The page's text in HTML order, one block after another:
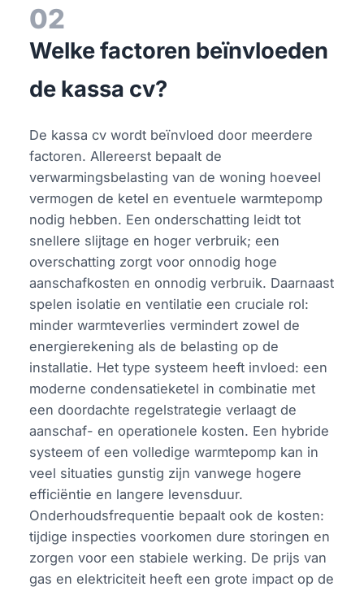
02
Welke factoren beïnvloeden
de kassa cv?
De kassa cv wordt beïnvloed door meerdere
factoren. Allereerst bepaalt de
verwarmingsbelasting van de woning hoeveel
vermogen de ketel en eventuele warmtepomp
nodig hebben. Een onderschatting leidt tot
snellere slijtage en hoger verbruik; een
overschatting zorgt voor onnodig hoge
aanschafkosten en onnodig verbruik. Daarnaast
spelen isolatie en ventilatie een cruciale rol:
minder warmteverlies vermindert zowel de
energierekening als de belasting op de
installatie. Het type systeem heeft invloed: een
moderne condensatieketel in combinatie met
een doordachte regelstrategie verlaagt de
aanschaf- en operationele kosten. Een hybride
systeem of een volledige warmtepomp kan in
veel situaties gunstig zijn vanwege hogere
efficiëntie en langere levensduur.
Onderhoudsfrequentie bepaalt ook de kosten:
tijdige inspecties voorkomen dure storingen en
zorgen voor een stabiele werking. De prijs van
gas en elektriciteit heeft een grote impact op de